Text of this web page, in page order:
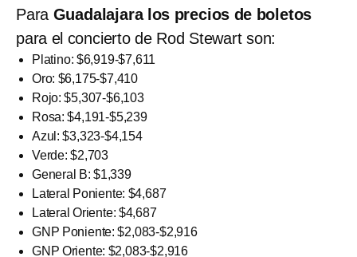
Para Guadalajara los precios de boletos
para el concierto de Rod Stewart son:
Platino: $6,919-$7,611
Oro: $6,175-$7,410
Rojo: $5,307-$6,103
Rosa: $4,191-$5,239
Azul: $3,323-$4,154
Verde: $2,703
General B: $1,339
Lateral Poniente: $4,687
Lateral Oriente: $4,687
GNP Poniente: $2,083-$2,916
GNP Oriente: $2,083-$2,916